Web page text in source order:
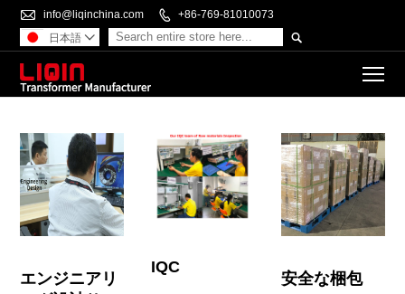
 info@liqinchina.com  +86-769-81010073

日本語 
エンジニアリ
IQC
安全な梱包